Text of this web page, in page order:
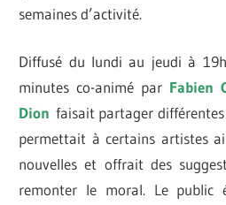
semaines d’activité.
Diffusé du lundi au jeudi à
minutes co-animé par Fabien
Dionfaisait partager
permettait à certains artistes
nouvelles et offrait des
remonter le moral. Le public